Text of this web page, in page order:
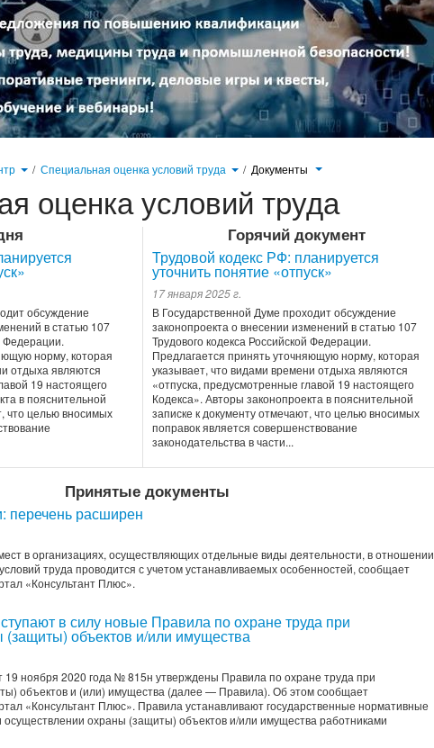
/ Специальная оценка условий труда / Документы
оценка условий труда
обсуждение
в статью 107
Федерации.
норму, которая
отдыха являются
19 настоящего
в пояснительной
что целью вносимых
Горячий документ
Трудовой кодекс РФ: планируется
уточнить понятие «отпуск»
17 января 2025 г.
В Государственной Думе проходит обсуждение
законопроекта о внесении изменений в статью 107
Трудового кодекса Российской Федерации.
Предлагается принять уточняющую норму, которая
указывает, что видами времени отдыха являются
«отпуска, предусмотренные главой 19 настоящего
Кодекса». Авторы законопроекта в пояснительной
записке к документу отмечают, что целью вносимых
поправок является совершенствование
законодательства в части...
Принятые документы
перечень расширен
в организациях, осуществляющих отдельные виды деятельности, в отношении
труда проводится с учетом устанавливаемых особенностей, сообщает
«Консультант Плюс».
в силу новые Правила по охране труда при
объектов и/или имущества
19 ноября 2020 года № 815н утверждены Правила по охране труда при
объектов и (или) имущества (далее — Правила). Об этом сообщает
«Консультант Плюс». Правила устанавливают государственные нормативные
охраны (защиты) объектов и/или имущества работниками